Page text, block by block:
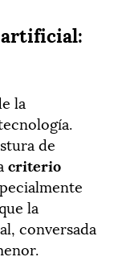
la
de
criterio
la
conversada